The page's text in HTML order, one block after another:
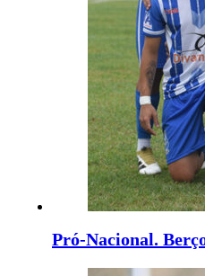
Pró-Nacional.